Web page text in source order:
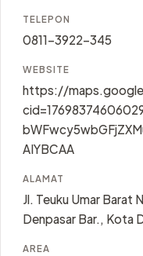
TELEPON
0811-3922-345
WEBSITE
https://
AIYBCAA
ALAMAT
Jl. Teuku Umar Barat
Denpasar Bar., Kota
AREA